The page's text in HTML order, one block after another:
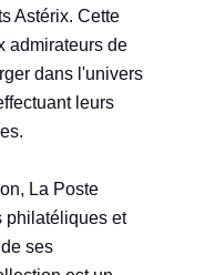
Astérix. Cette
admirateurs de
dans l'univers
leurs
La Poste
philatéliques et
ses